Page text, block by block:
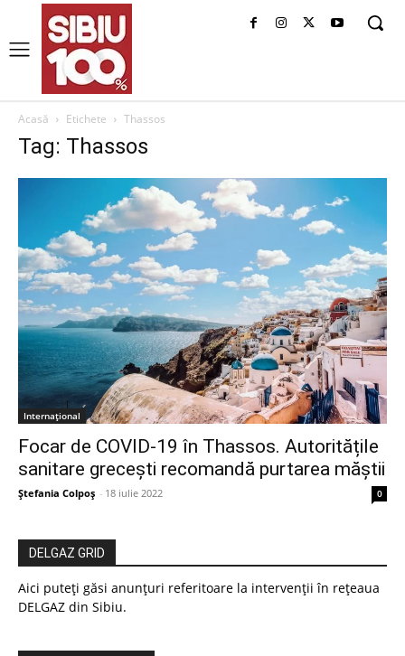
Acasă Etichete Thassos
Tag: Thassos
Internațional
Focar de COVID-19 în Thassos. Autoritățile
sanitare grecești recomandă purtarea măștii
Ștefania Colpoș - 18 iulie 2022 0
DELGAZ GRID
Aici puteți găsi anunțuri referitoare la intervenții în rețeaua
DELGAZ din Sibiu.